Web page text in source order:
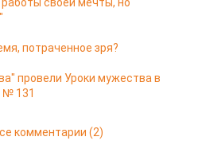
потраченное зря?
провели Уроки мужества в
№ 131
комментарии (2)